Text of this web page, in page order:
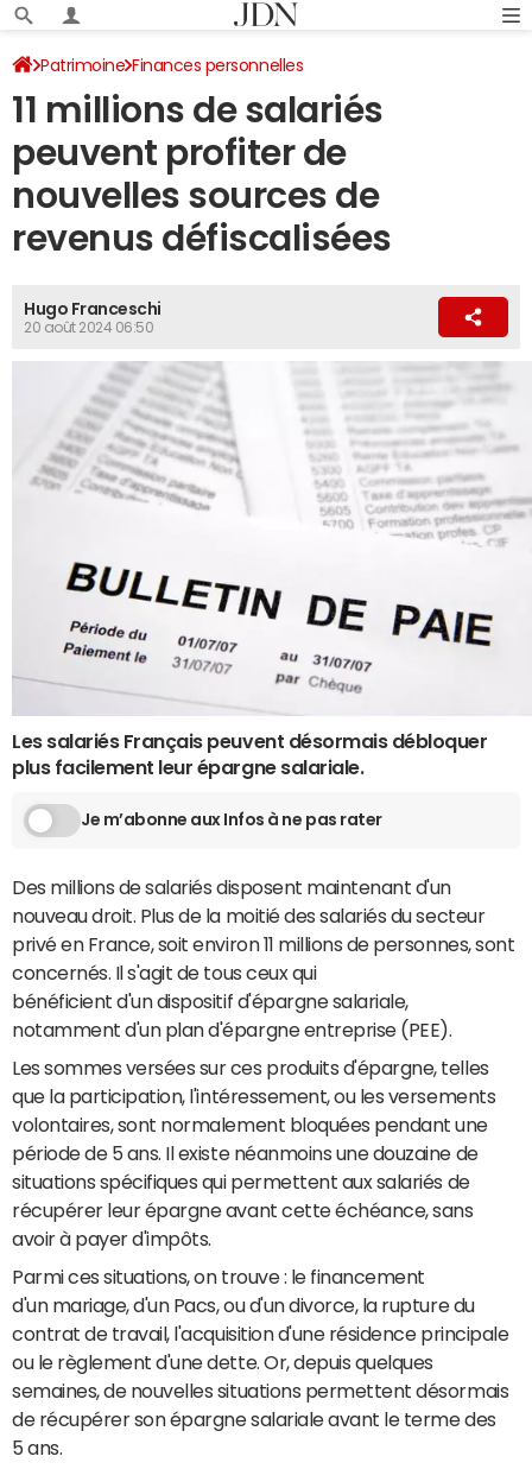
Patrimoine Finances personnelles
11 millions de salariés
peuvent profiter de
nouvelles sources de
revenus défiscalisées
Hugo Franceschi
20 août 2024 06:50
Les salariés Français peuvent désormais débloquer
plus facilement leur épargne salariale.
Je m’abonne aux Infos à ne pas rater
Des millions de salariés disposent maintenant d'un
nouveau droit. Plus de la moitié des salariés du secteur
privé en France, soit environ 11 millions de personnes, sont
concernés. Il s'agit de tous ceux qui
bénéficient d'un dispositif d'épargne salariale,
notamment d'un plan d'épargne entreprise (PEE).
Les sommes versées sur ces produits d'épargne, telles
que la participation, l'intéressement, ou les versements
volontaires, sont normalement bloquées pendant une
période de 5 ans. Il existe néanmoins une douzaine de
situations spécifiques qui permettent aux salariés de
récupérer leur épargne avant cette échéance, sans
avoir à payer d'impôts.
Parmi ces situations, on trouve : le financement
d'un mariage, d'un Pacs, ou d'un divorce, la rupture du
contrat de travail, l'acquisition d'une résidence principale
ou le règlement d'une dette. Or, depuis quelques
semaines, de nouvelles situations permettent désormais
de récupérer son épargne salariale avant le terme des
5 ans.